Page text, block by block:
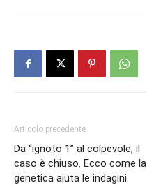
Articolo precedente
Da “ignoto 1” al colpevole, il
caso è chiuso. Ecco come la
genetica aiuta le indagini